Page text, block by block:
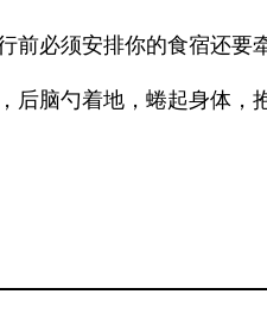
必须安排你的食宿还要
脑勺着地，蜷起身体，